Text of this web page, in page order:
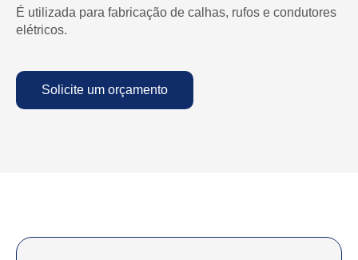
É utilizada para fabricação de calhas, rufos e condutores
elétricos.
Solicite um orçamento